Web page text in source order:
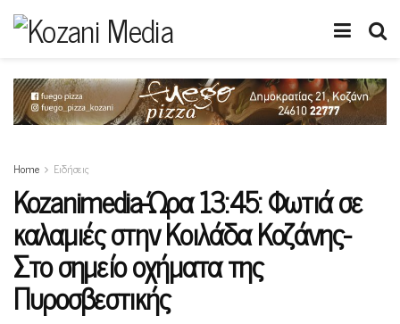
Home Ειδήσεις
Kozanimedia-Ώρα 13:45: Φωτιά σε
καλαμιές στην Κοιλάδα Κοζάνης-
Στο σημείο οχήματα της
Πυροσβεστικής